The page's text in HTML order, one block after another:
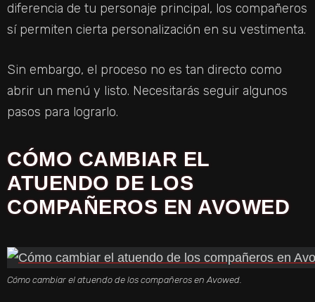
I
D
O
diferencia de tu personaje principal, los compañeros
sí permiten cierta personalización en su vestimenta.
Sin embargo, el proceso no es tan directo como
abrir un menú y listo. Necesitarás seguir algunos
pasos para lograrlo.
CÓMO CAMBIAR EL
ATUENDO DE LOS
COMPAÑEROS EN AVOWED
Cómo cambiar el atuendo de los compañeros en Avowed.